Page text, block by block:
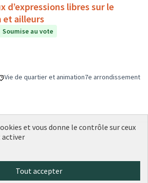
d’expressions libres sur le
et ailleurs
Soumise au vote
Filtrer les résultats de la catégorie : Vie de
Vie de quartier et animationFiltrer les résultats
7e arrondissement
et vous donne le contrôle sur ceux
activer
Tout accepter